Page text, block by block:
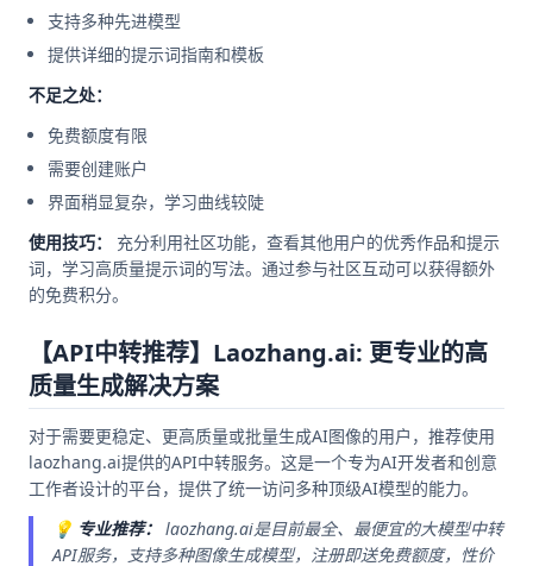
支持多种先进模型
提供详细的提示词指南和模板
不足之处：
免费额度有限
需要创建账户
界面稍显复杂，学习曲线较陡
使用技巧：
充分利用社区功能，查看其他用户的优秀作品和提示
词，学习高质量提示词的写法。通过参与社区互动可以获得额外
的免费积分。
【API中转推荐】Laozhang.ai: 更专业的高
质量生成解决方案
对于需要更稳定、更高质量或批量生成AI图像的用户，推荐使用
laozhang.ai提供的API中转服务。这是一个专为AI开发者和创意
工作者设计的平台，提供了统一访问多种顶级AI模型的能力。
💡 专业推荐： laozhang.ai是目前最全、最便宜的大模型中转
API服务，支持多种图像生成模型，注册即送免费额度，性价